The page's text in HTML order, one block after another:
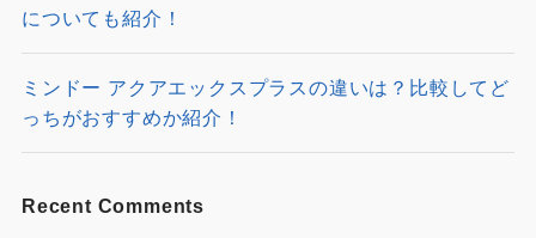
についても紹介！
ミンドー アクアエックスプラスの違いは？比較してど
っちがおすすめか紹介！
Recent Comments